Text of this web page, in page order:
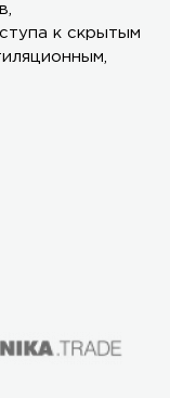
к скрытым